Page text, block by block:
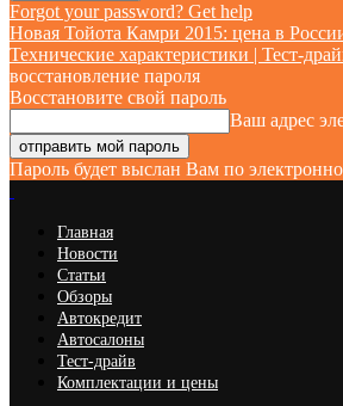
Forgot your password? Get help
Новая Тойота Камри 2015: цена в
Технические характеристики | Тест-
восстановление пароля
Восстановите свой пароль
Ваш адрес
Пароль будет выслан Вам по
Главная
Новости
Статьи
Обзоры
Автокредит
Автосалоны
Тест-драйв
Комплектации и цены